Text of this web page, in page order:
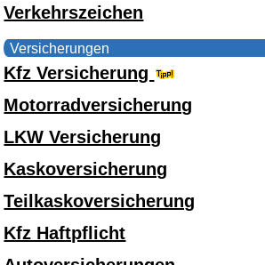
Verkehrszeichen
Versicherungen
Kfz Versicherung
Motorradversicherung
LKW Versicherung
Kaskoversicherung
Teilkaskoversicherung
Kfz Haftpflicht